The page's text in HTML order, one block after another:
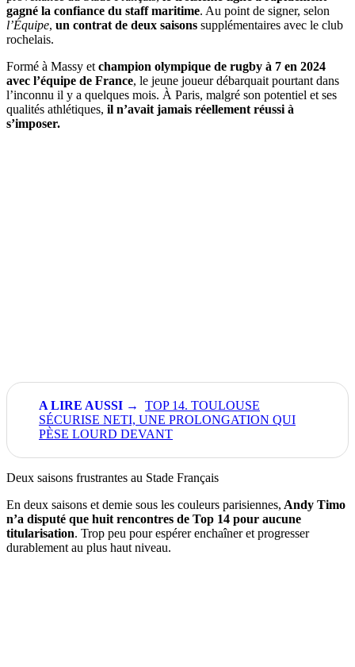
gagné la confiance du staff maritime. Au point de signer, selon
l’Équipe, un contrat de deux saisons supplémentaires avec le club
rochelais.
Formé à Massy et champion olympique de rugby à 7 en 2024
avec l’équipe de France, le jeune joueur débarquait pourtant dans
l’inconnu il y a quelques mois. À Paris, malgré son potentiel et ses
qualités athlétiques, il n’avait jamais réellement réussi à
s’imposer.
TOP 14. TOULOUSE
SÉCURISE NETI, UNE PROLONGATION QUI
PÈSE LOURD DEVANT
Deux saisons frustrantes au Stade Français
En deux saisons et demie sous les couleurs parisiennes, Andy Timo
n’a disputé que huit rencontres de Top 14 pour aucune
titularisation. Trop peu pour espérer enchaîner et progresser
durablement au plus haut niveau.